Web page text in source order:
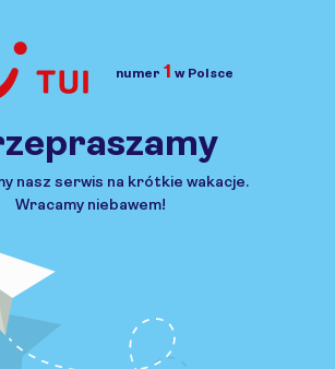
TUI.pl
numer 1 w Polsce
nasz serwis na krótkie wakacje.
Wracamy niebawem!